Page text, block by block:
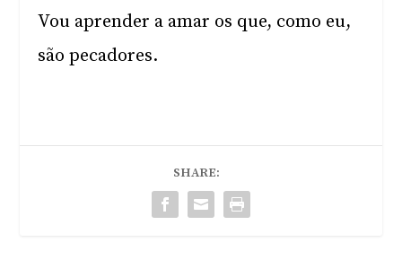
Vou aprender a amar os que, como eu,
são pecadores.
SHARE: